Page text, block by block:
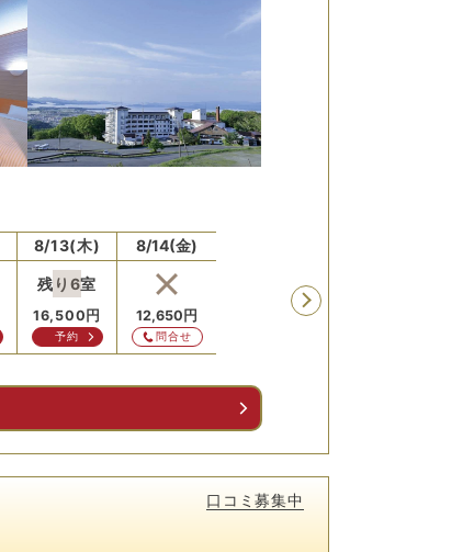
8/13(木)
残り 6室
16,500 円
予約
8/14(金)
12,650 円
問合せ
円
口コミ募集中